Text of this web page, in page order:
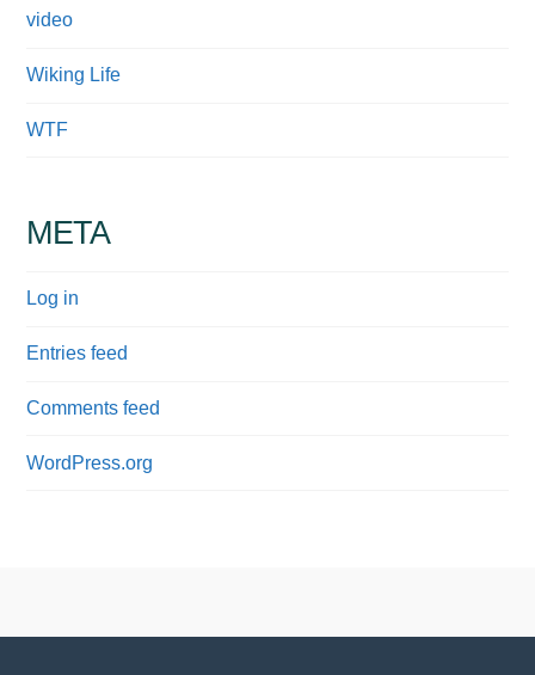
video
Wiking Life
WTF
META
Log in
Entries feed
Comments feed
WordPress.org